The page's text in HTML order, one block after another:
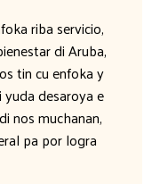
riba servicio,
di Aruba,
tin cu enfoka y
desaroya e
nos muchanan,
pa por logra